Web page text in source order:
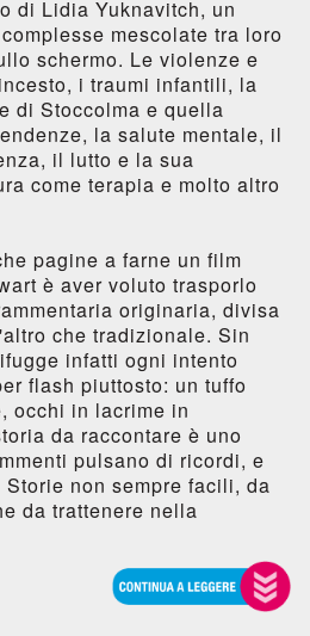
di Lidia Yuknavitch, un
mescolate tra loro
schermo. Le violenze e
i traumi infantili, la
di Stoccolma e quella
la salute mentale, il
il lutto e la sua
come terapia e molto altro
pagine a farne un film
è aver voluto trasporlo
originaria, divisa
che tradizionale. Sin
infatti ogni intento
flash piuttosto: un tuffo
occhi in lacrime in
da raccontare è uno
pulsano di ricordi, e
non sempre facili, da
da trattenere nella